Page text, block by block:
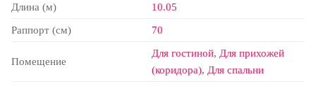
Длина (м) 10.05
Раппорт (см) 70
Помещение
Для гостиной, Для прихожей
(коридора), Для спальни